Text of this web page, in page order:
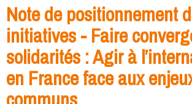
Note de positionnement
initiatives - Faire
solidarités : Agir à
en France face aux